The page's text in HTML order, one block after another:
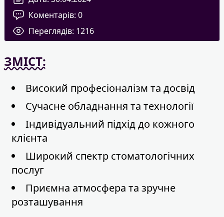
Коментарів: 0
Переглядів: 1216
ЗМІСТ:
Високий професіоналізм та досвід
Сучасне обладнання та технології
Індивідуальний підхід до кожного
клієнта
Широкий спектр стоматологічних
послуг
Приємна атмосфера та зручне
розташування